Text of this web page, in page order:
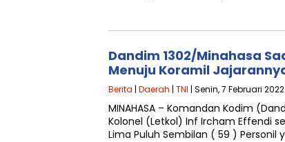
Dandim 1302/Minahasa
Menuju Koramil
Berita | Daerah | TNI | Senin, 7 Februari 2022
MINAHASA – Komandan Kodim
Kolonel (Letkol) Inf Ircham Effendi
Lima Puluh Sembilan ( 59 ) Personil